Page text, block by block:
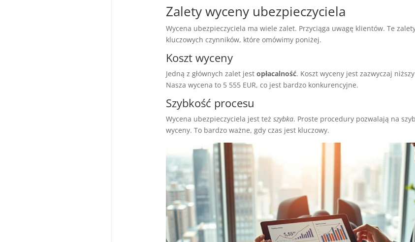
Zalety wyceny ubezpieczyciela
Wycena ubezpieczyciela ma wiele zalet. Przyciąga uwagę klientów. Te
kluczowych czynników, które omówimy poniżej.
Koszt wyceny
Jedną z głównych zalet jest opłacalność. Koszt wyceny jest zazwyczaj
Nasza wycena to 5 555 EUR, co jest bardzo konkurencyjne.
Szybkość procesu
Wycena ubezpieczyciela jest też szybka. Proste procedury pozwalają na
wyceny. To bardzo ważne, gdy czas jest kluczowy.